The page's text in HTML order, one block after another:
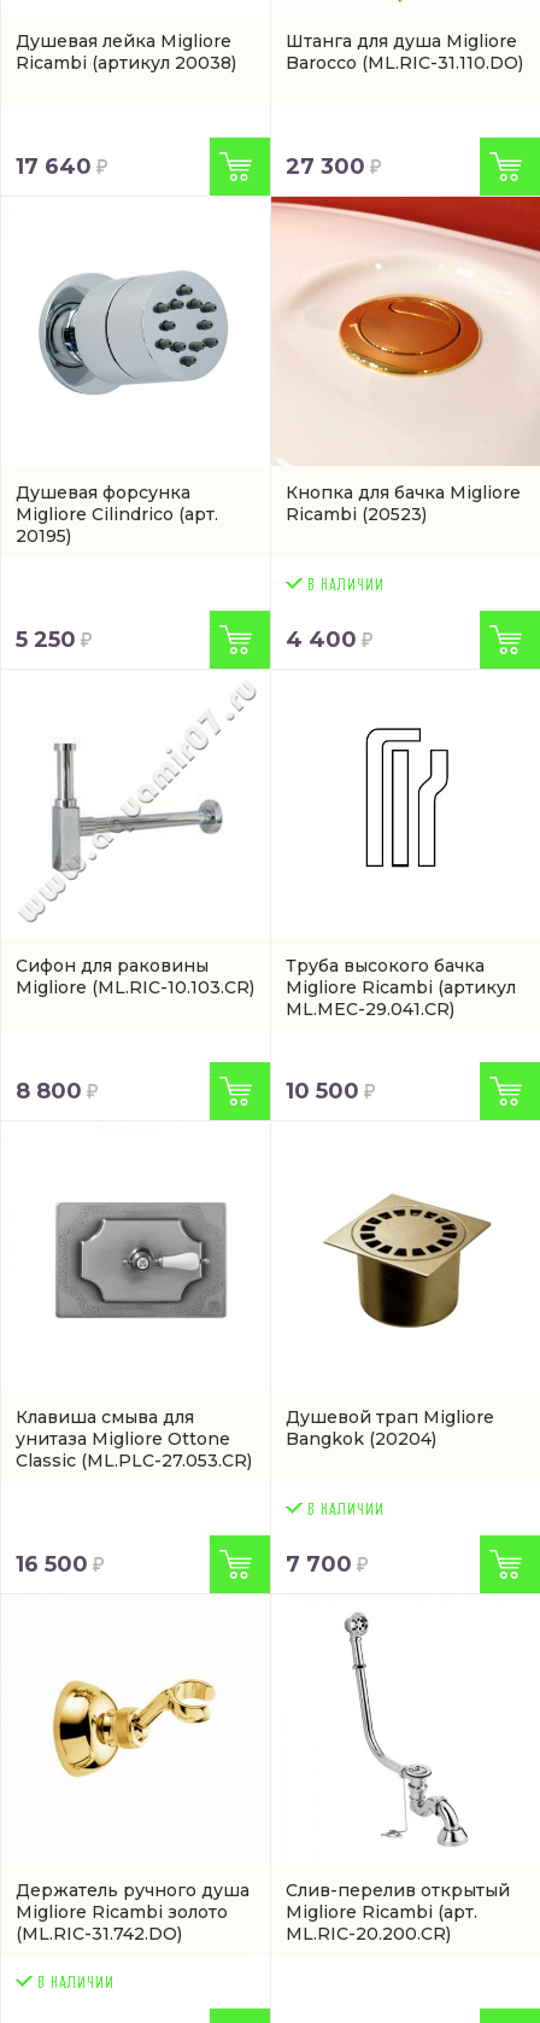
Душевая лейка Migliore
Ricambi (артикул 20038)
17 640
Штанга для душа Migliore
Barocco (ML.RIC-31.110.DO)
27 300
Душевая форсунка
Migliore Cilindrico (арт.
20195)
5 250
Кнопка для бачка Migliore
Ricambi (20523)
4 400
Сифон для раковины
Migliore (ML.RIC-10.103.CR)
8 800
Труба высокого бачка
Migliore Ricambi (артикул
ML.MEC-29.041.CR)
10 500
Клавиша смыва для
унитаза Migliore Ottone
Classic (ML.PLC-27.053.CR)
16 500
Душевой трап Migliore
Bangkok (20204)
7 700
Держатель ручного душа
Migliore Ricambi золото
(ML.RIC-31.742.DO)
Слив-перелив открытый
Migliore Ricambi (арт.
ML.RIC-20.200.CR)